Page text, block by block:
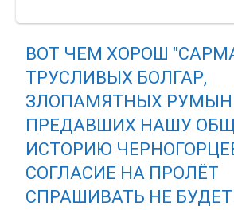
ВОТ ЧЕМ ХОРОШ
ТРУСЛИВЫХ БОЛГАР,
ЗЛОПАМЯТНЫХ РУМЫН
ПРЕДАВШИХ НАШУ
ИСТОРИЮ
СОГЛАСИЕ НА ПРОЛЁТ
СПРАШИВАТЬ НЕ